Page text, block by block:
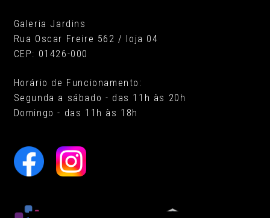
Galeria Jardins
Rua Oscar Freire 562 / loja 04
CEP: 01426-000
Horário de Funcionamento:
Segunda a sábado - das 11h às 20h
Domingo - das 11h às 18h